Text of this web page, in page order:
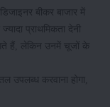
बीकर बाजार में
प्राथमिकता देनी
हैं, लेकिन उनमें चूजों के
उपलब्ध करवाना होगा,